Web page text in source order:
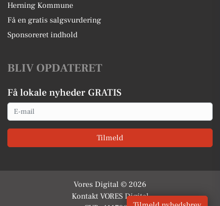
Herning Kommune
Få en gratis salgsvurdering
Sponsoreret indhold
BLIV OPDATERET
Få lokale nyheder GRATIS
Email
Tilmeld
Vores Digital © 2026
Kontakt VORES Digital